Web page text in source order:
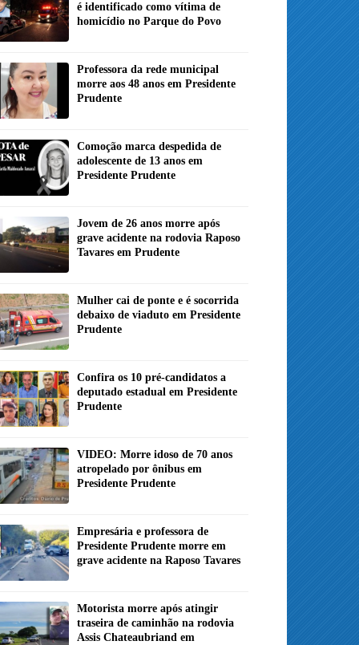
é identificado como vítima de
homicídio no Parque do Povo
Professora da rede municipal
morre aos 48 anos em Presidente
Prudente
Comoção marca despedida de
adolescente de 13 anos em
Presidente Prudente
Jovem de 26 anos morre após
grave acidente na rodovia Raposo
Tavares em Prudente
Mulher cai de ponte e é socorrida
debaixo de viaduto em Presidente
Prudente
Confira os 10 pré-candidatos a
deputado estadual em Presidente
Prudente
VIDEO: Morre idoso de 70 anos
atropelado por ônibus em
Presidente Prudente
Empresária e professora de
Presidente Prudente morre em
grave acidente na Raposo Tavares
Motorista morre após atingir
traseira de caminhão na rodovia
Assis Chateaubriand em